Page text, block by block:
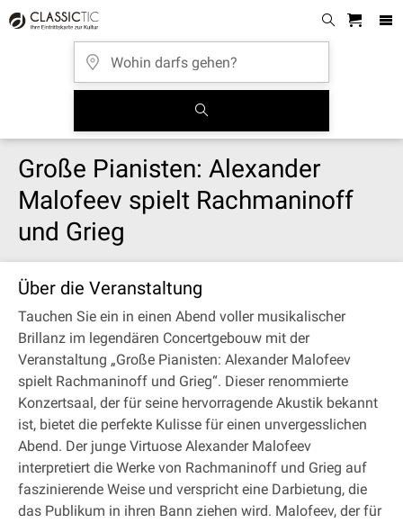
Große Pianisten: Alexander
Malofeev spielt Rachmaninoff
und Grieg
Über die Veranstaltung
Tauchen Sie ein in einen Abend voller musikalischer
Brillanz im legendären Concertgebouw mit der
Veranstaltung „Große Pianisten: Alexander Malofeev
spielt Rachmaninoff und Grieg“. Dieser renommierte
Konzertsaal, der für seine hervorragende Akustik bekannt
ist, bietet die perfekte Kulisse für einen unvergesslichen
Abend. Der junge Virtuose Alexander Malofeev
interpretiert die Werke von Rachmaninoff und Grieg auf
faszinierende Weise und verspricht eine Darbietung, die
das Publikum in ihren Bann ziehen wird. Malofeev, der für